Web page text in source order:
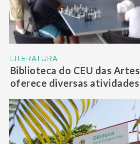
LITERATURA
Biblioteca do CEU das
oferece diversas